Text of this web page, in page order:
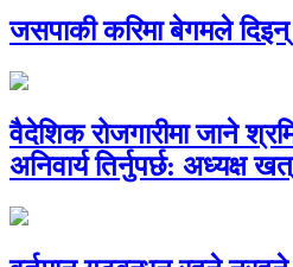
जसपाकी करिमा बेगमले दिइन्
वैदेशिक रोजगारीमा जाने
अनिवार्य तिर्नुपर्छ: अध्यक्ष